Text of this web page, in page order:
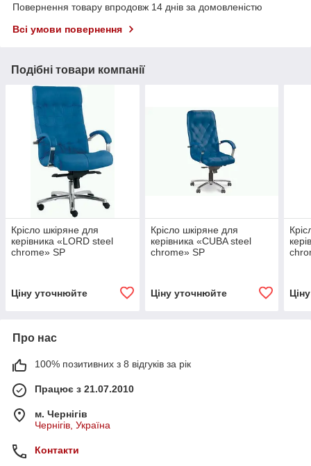
Повернення товару впродовж 14 днів за домовленістю
Всі умови повернення
Подібні товари компанії
Крісло шкіряне для
керівника «LORD steel
chrome» SP
Ціну уточнюйте
Крісло шкіряне для
керівника «CUBA steel
chrome» SP
Ціну уточнюйте
Про нас
100% позитивних з 8 відгуків за рік
Працює з 21.07.2010
м. Чернігів
Чернігів, Україна
Контакти